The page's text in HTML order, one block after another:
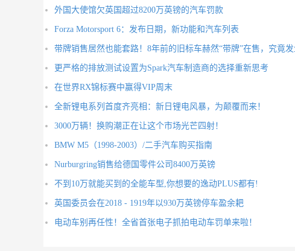
外国大使馆欠英国超过8200万英镑的汽车罚款
Forza Motorsport 6：发布日期，新功能和汽车列表
带牌销售居然也能套路！8年前的旧标车赫然“带牌”在售，究竟发
更严格的排放测试设置为Spark汽车制造商的选择重新思考
在世界RX锦标赛中赢得VIP周末
全新锂电系列首度齐亮相：新日锂电风暴，为颠覆而来！
3000万辆！换购潮正在让这个市场光芒四射！
BMW M5（1998-2003）/二手汽车购买指南
Nurburgring销售给德国零件公司8400万英镑
不到10万就能买到的全能车型,你想要的逸动PLUS都有!
英国委员会在2018 - 1919年以930万英镑停车盈余耙
电动车别再任性！全省首张电子抓拍电动车罚单来啦！